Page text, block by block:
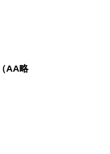
AA略